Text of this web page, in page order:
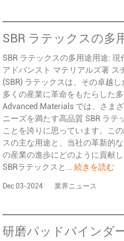
SBR ラテックスの多用途用途:
アドバンスト マテリアルズ著 ス
(SBR) ラテックスは、その卓越
多くの産業に革命をもたらした
Advanced Materials では、さま
ニーズを満たす高品質 SBR ラテ
ことを誇りに思っています。こ
スの主な用途と、当社の革新的
の産業の進歩にどのように貢献
SBRラテックスと... 続きを読む
Dec 03-2024 業界ニュース